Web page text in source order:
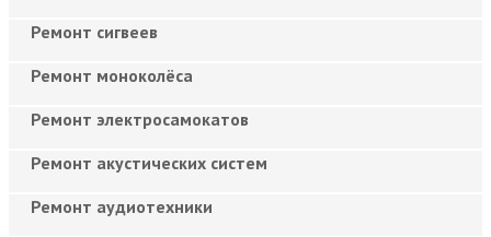
Ремонт сигвеев
Ремонт моноколёса
Ремонт электросамокатов
Ремонт акустических систем
Ремонт аудиотехники